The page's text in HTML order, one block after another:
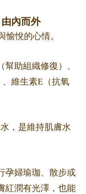
內而外
愉悅的心情。
幫助組織修復）、
維生素E（抗氧
，是維持肌膚水
孕婦瑜珈、散步或
紅潤有光澤，也能